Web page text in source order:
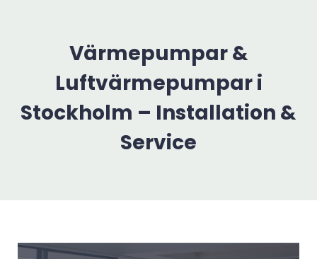
Värmepumpar &
Luftvärmepumpar i
Stockholm – Installation &
Service